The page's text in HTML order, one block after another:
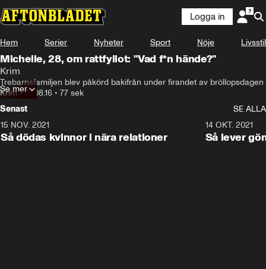
Logga in
Hem Serier Nyheter Sport Nöje Livsstil
Michelle, 28, om rattfyllot: "Vad f*n hände?"
Krim
Trebarnsfamiljen blev påkörd bakifrån under firandet av bröllopsdagen
Krim•01.08.16 • 77 sek
Se mer
Senast
SE ALLA
15 NOV. 2021
Så dödas kvinnor i nära relationer
14 OKT. 2021
Så lever